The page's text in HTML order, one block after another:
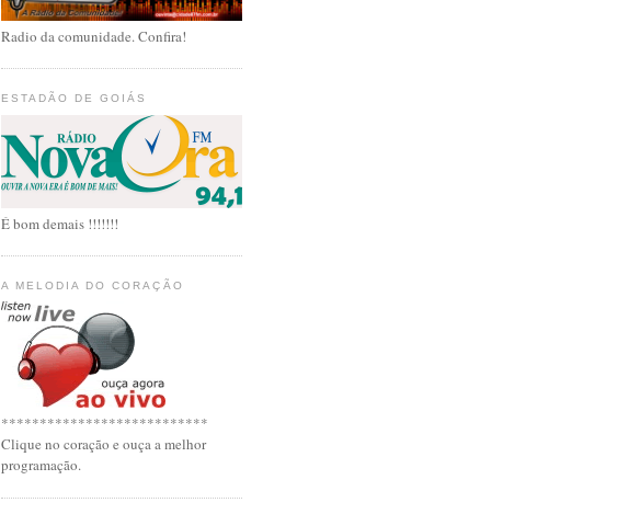
Radio da comunidade. Confira!
ESTADÃO DE GOIÁS
É bom demais !!!!!!!
A MELODIA DO CORAÇÃO
***************************
Clique no coração e ouça a melhor
programação.